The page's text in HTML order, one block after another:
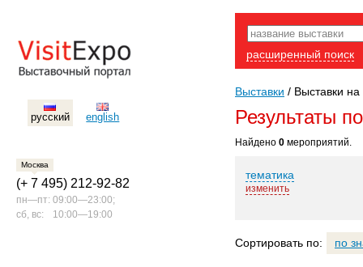
русский english
Москва
(+ 7 495) 212-92-82
пн—пт: 09:00—23:00;
сб, вс:
10:00—19:00
расширенный поиск
Выставки / Выставки
Результаты
Найдено 0 мероприятий.
тематика
изменить
Сортировать по: по